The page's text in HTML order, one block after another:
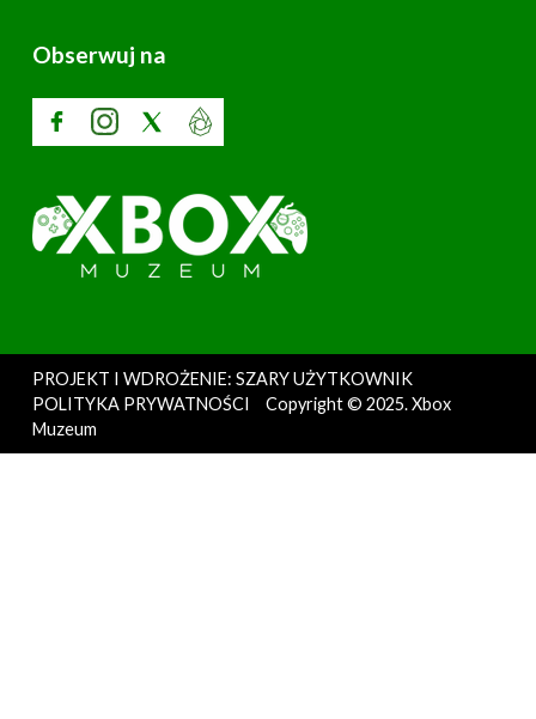
Obserwuj na
PROJEKT I WDROŻENIE: SZARY UŻYTKOWNIK
POLITYKA PRYWATNOŚCI
Copyright © 2025. Xbox
Muzeum